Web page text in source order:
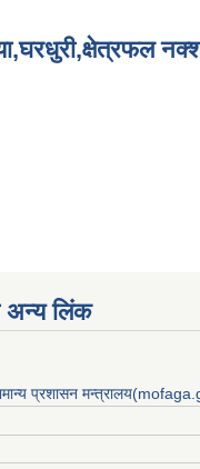
अन्य लिंक
प्रशासन